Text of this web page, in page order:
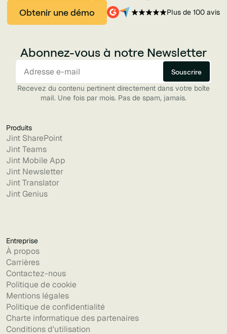
Obtenir une démo Plus de 100 avis
Abonnez-vous à notre Newsletter
Recevez du contenu pertinent directement dans votre boîte
mail. Une fois par mois. Pas de spam, jamais.
Produits
Jint SharePoint
Jint Teams
Jint Mobile App
Jint Newsletter
Jint Translator
Jint Genius
Entreprise
À propos
Carrières
Contactez-nous
Politique de cookie
Mentions légales
Politique de confidentialité
Charte informatique des partenaires
Conditions d'utilisation